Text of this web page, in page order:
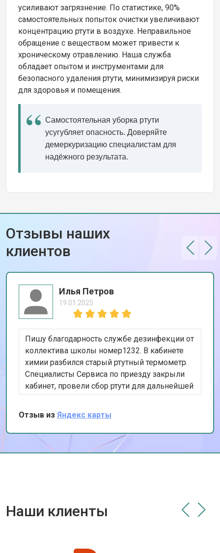
усиливают загрязнение. По статистике, 90%
самостоятельных попыток очистки увеличивают
концентрацию ртути в воздухе. Неправильное
обращение с веществом может привести к
хроническому отравлению. Наша служба
обладает опытом и инструментами для
безопасного удаления ртути, минимизируя риски
для здоровья и помещения.
Самостоятельная уборка ртути
усугубляет опасность. Доверяйте
демеркуризацию специалистам для
надёжного результата.
Отзывы наших
клиентов
Илья Петров
19.01.2025
Пишу благодарность службе дезинфекции от
коллектива школы номер1232. В кабинете
химии разбился старый ртутный термометр.
Специалисты Сервиса по приезду закрыли
кабинет, провели сбор ртути для дальнейшей
утилизации, обработали поверхности и
проветрили помещение. Как я вижу, работы
проведены профессионально, могу
рекомендовать.
Отзыв из Яндекс карты
Наши клиенты